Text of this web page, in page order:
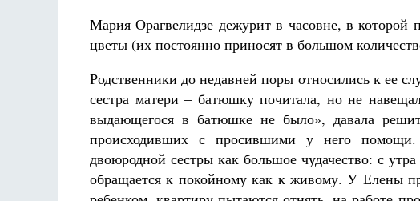
Мария Орагвелидзе дежурит в часовне, в которой
цветы (их постоянно приносят в большом
Родственники до недавней поры относились к ее
сестра матери – батюшку почитала, но не
выдающегося в батюшке не было», давала
происходивших с просившими у него
двоюродной сестры как большое чудачество: с
обращается к покойному как к живому. У Елены